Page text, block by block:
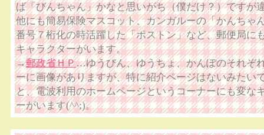
ば「びんちゃん」かなと思いがち（僕だけ？）ですが
他にも簡易保険マスコット、カンガルーの「かんちゃ
番号７桁化の時活躍した「ポストン」など、郵便局に
キャラクターがいます。
→郵政省ＨＰ…ゆうびん、ゆうちょ、かんぽのそれぞ
ーに画像がありますが、特に紹介ページはないみたい
と、電波利用のホームページというコーナーにも変な
ーがいます(^^;)。